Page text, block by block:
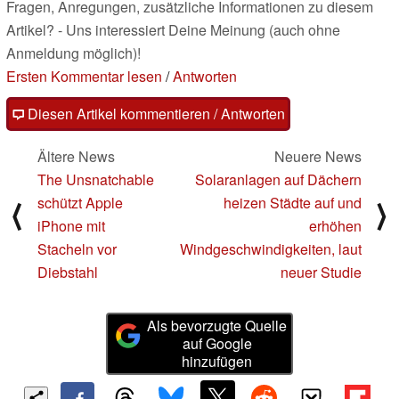
Fragen, Anregungen, zusätzliche Informationen zu diesem
Artikel? - Uns interessiert Deine Meinung (auch ohne
Anmeldung möglich)!
Ersten Kommentar lesen /Antworten
Diesen Artikel kommentieren / Antworten
⟨
Ältere News
The Unsnatchable
schützt Apple
iPhone mit
Stacheln vor
Diebstahl
Neuere News
Solaranlagen auf Dächern
heizen Städte auf und
erhöhen
Windgeschwindigkeiten, laut
neuer Studie
⟩
Als bevorzugte Quelle
auf Google
hinzufügen